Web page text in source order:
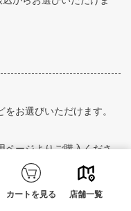
カートを見る 店舗一覧
お選びいただけます。
ページよりご購入くださ